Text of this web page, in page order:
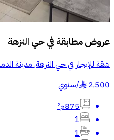
عروض مطابقة فيحي النزهة
شقة للإيجار في حي النزهة, مدينة
2,500
§
/سنوي
875م²
1
1